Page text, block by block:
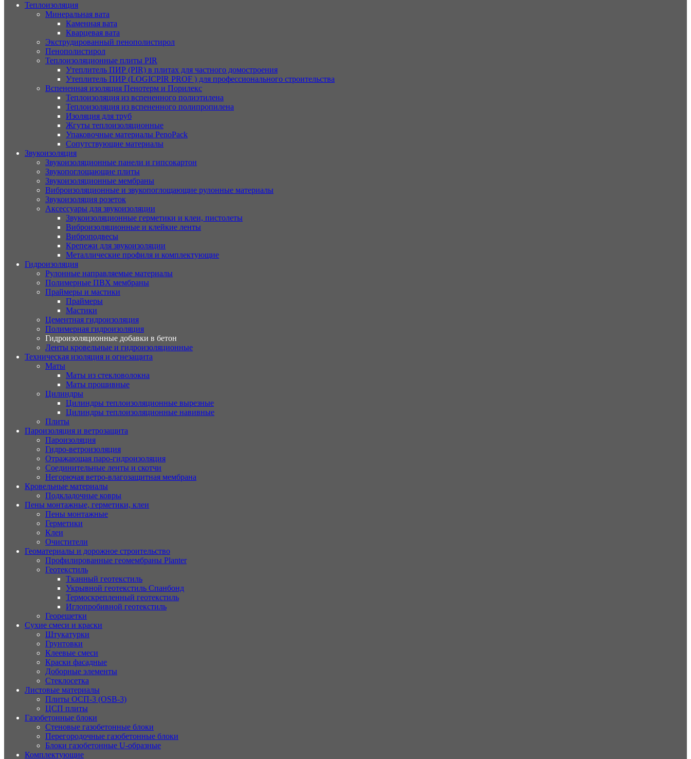
Теплоизоляция
Минеральная вата
Каменная вата
Кварцевая вата
Экструдированный пенополистирол
Пенополистирол
Теплоизоляционные плиты PIR
Утеплитель ПИР (PIR) в плитах для частного домостроения
Утеплитель ПИР (LOGICPIR PROF ) для профессионального строительства
Вспененная изоляция Пенотерм и Порилекс
Теплоизоляция из вспененного полиэтилена
Теплоизоляция из вспененного полипропилена
Изоляция для труб
Жгуты теплоизоляционные
Упаковочные материалы PenoPack
Сопутствующие материалы
Звукоизоляция
Звукоизоляционные панели и гипсокартон
Звукопоглощающие плиты
Звукоизоляционные мембраны
Виброизоляционные и звукопоглощающие рулонные материалы
Звукоизоляция розеток
Аксессуары для звукоизоляции
Звукоизоляционные герметики и клеи, пистолеты
Виброизоляционные и клейкие ленты
Виброподвесы
Крепежи для звукоизоляции
Металлические профиля и комплектующие
Гидроизоляция
Рулонные направляемые материалы
Полимерные ПВХ мембраны
Праймеры и мастики
Праймеры
Мастики
Цементная гидроизоляция
Полимерная гидроизоляция
Гидроизоляционные добавки в бетон
Ленты кровельные и гидроизоляционные
Техническая изоляция и огнезащита
Маты
Маты из стекловолокна
Маты прошивные
Цилиндры
Цилиндры теплоизоляционные вырезные
Цилиндры теплоизоляционные навивные
Плиты
Пароизоляция и ветрозащита
Пароизоляция
Гидро-ветроизоляция
Отражающая паро-гидроизоляция
Соединительные ленты и скотчи
Негорючая ветро-влагозащитная мембрана
Кровельные материалы
Подкладочные ковры
Пены монтажные, герметики, клеи
Пены монтажные
Герметики
Клеи
Очистители
Геоматериалы и дорожное строительство
Профилированные геомембраны Planter
Геотекстиль
Тканный геотекстиль
Укрывной геотекстиль Спанбонд
Термоскрепленный геотекстиль
Иглопробивной геотекстиль
Георешетки
Сухие смеси и краски
Штукатурки
Грунтовки
Клеевые смеси
Краски фасадные
Доборные элементы
Стеклосетка
Листовые материалы
Плиты ОСП-3 (OSB-3)
ЦСП плиты
Газобетонные блоки
Стеновые газобетонные блоки
Перегородочные газобетонные блоки
Блоки газобетонные U-образные
Комплектующие